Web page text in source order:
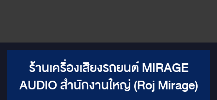
ร้านเครื่องเสียงรถยนต์ MIRAGE
AUDIO สำนักงานใหญ่ (Roj Mirage)